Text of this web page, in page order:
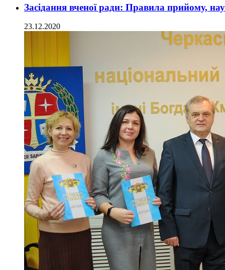
Засідання вченої ради: Правила прийому,
23.12.2020